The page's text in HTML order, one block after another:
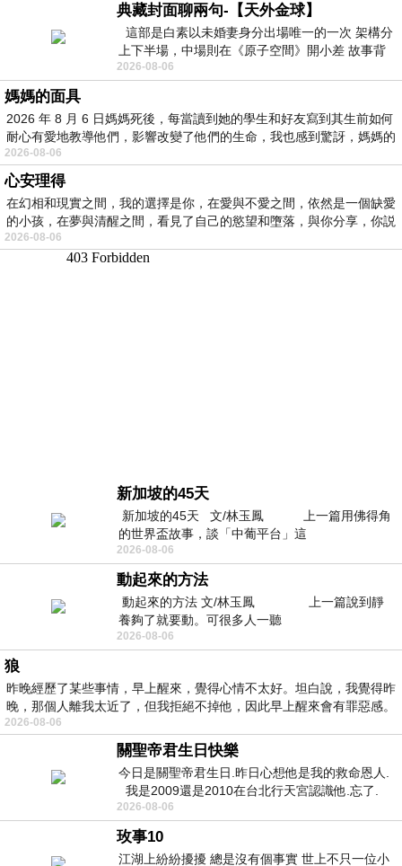
典藏封面聊兩句-【天外金球】
這部是白素以未婚妻身分出場唯一的一次 架構分
上下半場，中場則在《原子空間》開小差 故事背
景影射西藏境外流亡 地下組織
2026-08-06
媽媽的面具
2026 年 8 月 6 日媽媽死後，每當讀到她的學生和好友寫到其生前如何
耐心有愛地教導他們，影響改變了他們的生命，我也感到驚訝，媽媽的
2026-08-06
心安理得
在幻相和現實之間，我的選擇是你，在愛與不愛之間，依然是一個缺愛
的小孩，在夢與清醒之間，看見了自己的慾望和墮落，與你分享，你説
2026-08-06
新加坡的45天
新加坡的45天 文/林玉鳳 上一篇用佛得角
的世界盃故事，談「中葡平台」這
2026-08-06
動起來的方法
動起來的方法 文/林玉鳳 上一篇說到靜
養夠了就要動。可很多人一聽
2026-08-06
狼
昨晚經歷了某些事情，早上醒來，覺得心情不太好。坦白說，我覺得昨
晚，那個人離我太近了，但我拒絕不掉他，因此早上醒來會有罪惡感。
2026-08-06
關聖帝君生日快樂
今日是關聖帝君生日.昨日心想他是我的救命恩人.
我是2009還是2010在台北行天宮認識他.忘了.
一個奇摩交友的網友學
2026-08-06
玫事10
江湖上紛紛擾擾 總是沒有個事實 世上不只一位小